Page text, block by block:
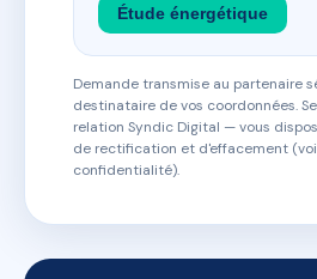
Étude énergétique
Demande transmise au partenaire
destinataire de vos coordonnées.
relation Syndic Digital — vous
de rectification et d'effacement
confidentialité).